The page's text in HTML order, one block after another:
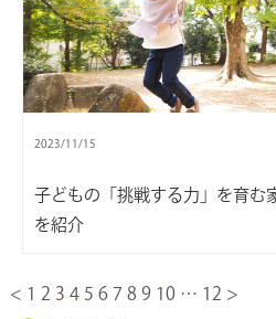
2023/11/15
子どもの「挑戦する力」を育む
を紹介
< 1 2 3 4 5 6 7 8 9 10 … 12 >